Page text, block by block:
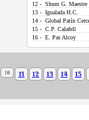
12 - Shum G. Maestre
13 - Igualada H.C.
14 - Global Patín
15 - C.P. Calafell
16 - E. Pas Alcoy
10 11 12 13 14
15